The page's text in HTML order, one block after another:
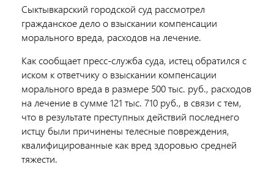
Сыктывкарский городской суд рассмотрел
гражданское дело о взыскании компенсации
морального вреда, расходов на лечение.
Как сообщает пресс-служба суда, истец обратился с
иском к ответчику о взыскании компенсации
морального вреда в размере 500 тыс. руб., расходов
на лечение в сумме 121 тыс. 710 руб., в связи с тем,
что в результате преступных действий последнего
истцу были причинены телесные повреждения,
квалифицированные как вред здоровью средней
тяжести.